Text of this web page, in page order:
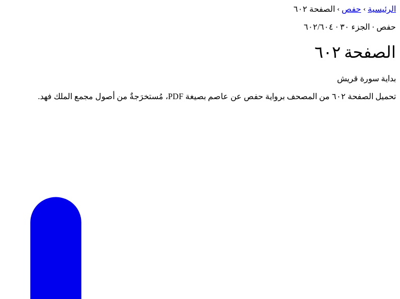
الرئيسية › حفص › الصفحة ٦٠٢
حفص · الجزء ٣٠ · ٦٠٢/٦٠٤
الصفحة ٦٠٢
بداية سورة قريش
تحميل الصفحة ٦٠٢ من المصحف برواية حفص عن عاصم بصيغة PDF، مُستخرَجةٌ من أصول مجمع الملك فهد.